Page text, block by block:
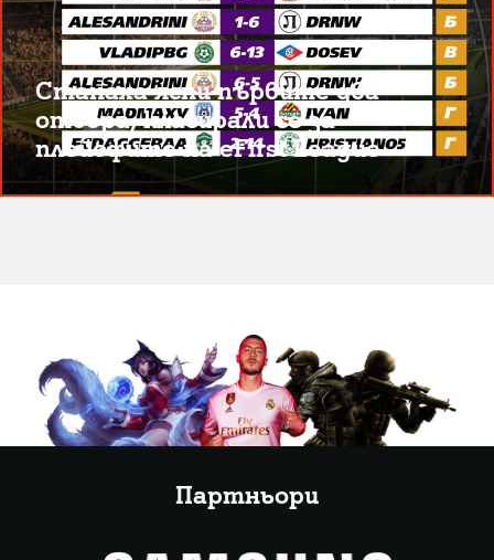
Станаха ясни първите два
отбора, класирали се за
плейофите на eFirst League
Партньори